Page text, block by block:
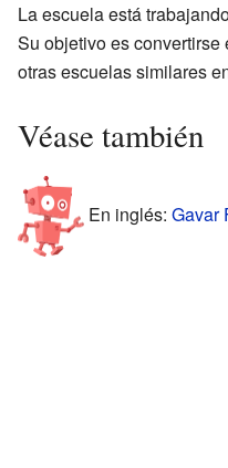
La escuela está
Su objetivo es
otras escuelas similares
Véase también
En inglés: Gavar